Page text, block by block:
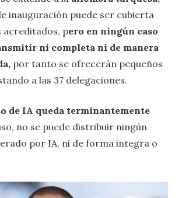
inauguración puede ser cubierta
acreditados, pero en ningún caso
ni completa ni de manera
por tanto se ofrecerán pequeños
a las 37 delegaciones.
de IA queda terminantemente
no se puede distribuir ningún
por IA, ni de forma integra o